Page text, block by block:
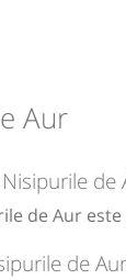
Aur
de
de Aur este
de